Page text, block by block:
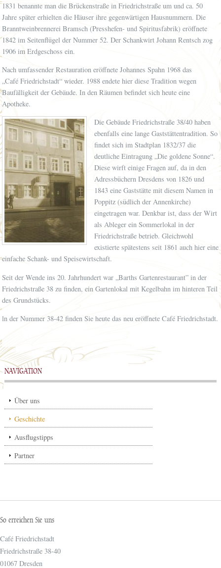
1831 benannte man die Brückenstraße in Friedrichstraße um und ca. 50
Jahre später erhielten die Häuser ihre gegenwärtigen Hausnummern. Die
Branntweinbrennerei Bramsch (Presshefen- und Spiritusfabrik) eröffnete
1842 im Seitenflügel der Nummer 52. Der Schankwirt Johann Rentsch zog
1906 im Erdgeschoss ein.
Nach umfassender Restauration eröffnete Johannes Spahn 1968 das
„Café Friedrichstadt“ wieder. 1988 endete hier diese Tradition wegen
Baufälligkeit der Gebäude. In den Räumen befindet sich heute eine
Apotheke.
Die Gebäude Friedrichstraße 38/40 haben
ebenfalls eine lange Gaststättentradition. So
findet sich im Stadtplan 1832/37 die
deutliche Eintragung „Die goldene Sonne“.
Diese wirft einige Fragen auf, da in den
Adressbüchern Dresdens von 1826 und
1843 eine Gaststätte mit diesem Namen in
Poppitz (südlich der Annenkirche)
eingetragen war. Denkbar ist, dass der Wirt
als Ableger ein Sommerlokal in der
Friedrichstraße betrieb. Gleichwohl
existierte spätestens seit 1861 auch hier eine
einfache Schank- und Speisewirtschaft.
Seit der Wende ins 20. Jahrhundert war „Barths Gartenrestaurant” in der
Friedrichstraße 38 zu finden, ein Gartenlokal mit Kegelbahn im hinteren Teil
des Grundstücks.
ln der Nummer 38-42 finden Sie heute das neu eröffnete Café Friedrichstadt.
NAVIGATION
Über uns
Geschichte
Ausflugstipps
Partner
So erreichen Sie uns
Café Friedrichstadt
Friedrichstraße 38-40
01067 Dresden